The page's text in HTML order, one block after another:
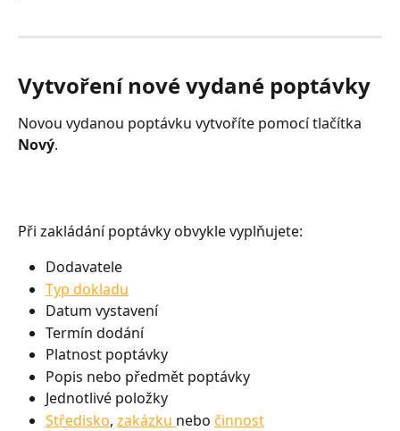
Vytvoření nové vydané poptávky
Novou vydanou poptávku vytvoříte pomocí tlačítka
Nový.
Při zakládání poptávky obvykle vyplňujete:
Dodavatele
Typ dokladu
Datum vystavení
Termín dodání
Platnost poptávky
Popis nebo předmět poptávky
Jednotlivé položky
Středisko, zakázku nebo činnost